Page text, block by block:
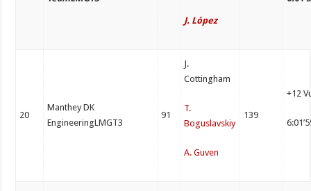
J. López
20
Manthey DK
EngineeringLMGT3
91
J.
Cottingham
T.
Boguslavskiy
A. Guven
139
+12